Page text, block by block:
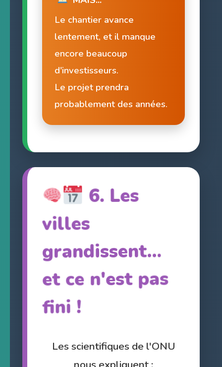
Le chantier avance
lentement, et il manque
encore beaucoup
d'investisseurs.
Le projet prendra
probablement des années.
6. Les
villes
grandissent…
et ce n'est pas
fini !
Les scientifiques de l'ONU